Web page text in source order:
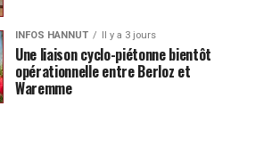
INFOS HANNUT Il y a 3 jours
Une liaison cyclo-piétonne bientôt
opérationnelle entre Berloz et
Waremme